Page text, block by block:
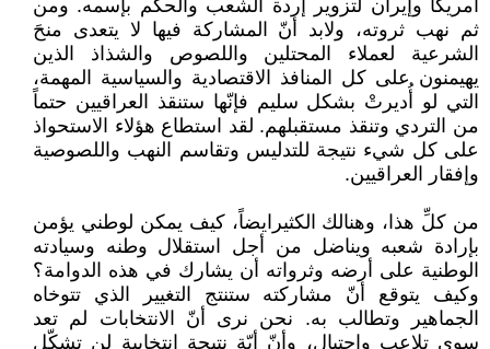
أمريكا وإيران لتزوير إردة الشعب والحكم بإسمه. ومن
ثم نهب ثروته، ولابد أنّ المشاركة فيها لا يتعدى منحَ
الشرعية لعملاء المحتلين واللصوص والشذاذ الذين
يهيمنون على كل المنافذ الاقتصادية والسياسية المهمة،
التي لو أُديرتْ بشكل سليم فإنّها ستنقذ العراقيين حتماً
من التردي وتنقذ مستقبلهم. لقد استطاع هؤلاء الاستحواذ
على كل شيء نتيجة للتدليس وتقاسم النهب واللصوصية
وإفقار العراقيين.
من كلِّ هذا، وهنالك الكثيرايضاً، كيف يمكن لوطني يؤمن
بإرادة شعبه ويناضل من أجل استقلال وطنه وسيادته
الوطنية على أرضه وثرواته أن يشارك في هذه الدوامة؟
وكيف يتوقع أنّ مشاركته ستنتج التغيير الذي تتوخاه
الجماهير وتطالب به. نحن نرى أنّ الانتخابات لم تعد
سوى تلاعبٍ واحتيالٍ، وأنّ أيّة نتيجة انتخابية لن تشكّل